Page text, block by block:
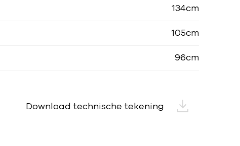
134cm
105cm
96cm
Download technische tekening